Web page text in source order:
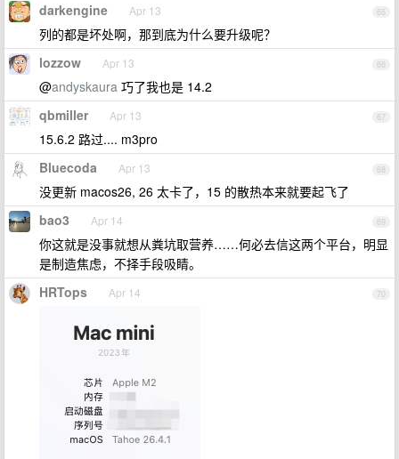
65
darkengine Apr 13
列的都是坏处啊，那到底为什么要升级呢？
66
lozzow Apr 13
@andyskaura 巧了我也是 14.2
67
qbmiller Apr 13
15.6.2 路过.... m3pro
68
Bluecoda Apr 13
没更新 macos26, 26 太卡了，15 的散热本来就要起飞了
69
bao3 Apr 14
你这就是没事就想从粪坑取营养……何必去信这两个平台，明显
是制造焦虑，不择手段吸睛。
70
HRTops Apr 14